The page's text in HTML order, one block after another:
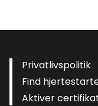
Privatlivspolitik
Find
Aktiver